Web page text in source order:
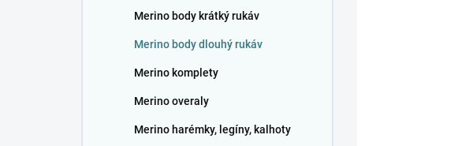
Merino body krátký rukáv
Merino body dlouhý rukáv
Merino komplety
Merino overaly
Merino harémky, legíny, kalhoty